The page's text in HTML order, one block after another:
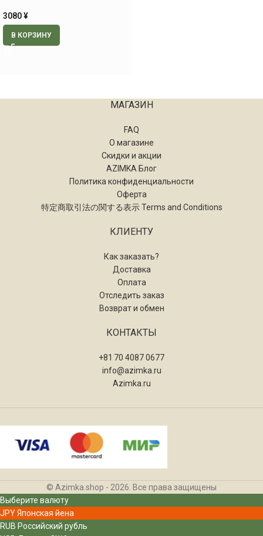
3080¥
В КОРЗИНУ
МАГАЗИН
FAQ
О магазине
Скидки и акции
AZIMKA Блог
Политика конфиденциальности
Оферта
特定商取引法の関する表示 Terms and Conditions
КЛИЕНТУ
Как заказать?
Доставка
Оплата
Отследить заказ
Возврат и обмен
КОНТАКТЫ
+81 70 4087 0677
info@azimka.ru
Azimka.ru
© Azimka.shop - 2026. Все права защищены
Выберите валюту
JPYЯпонская йена
RUB Российский рубль